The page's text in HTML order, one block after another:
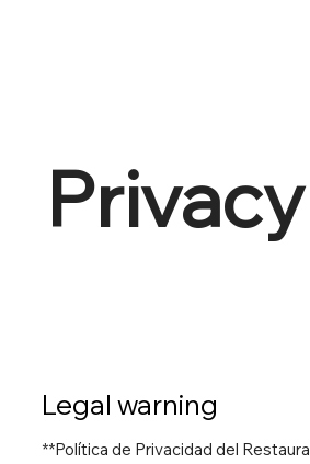
**Política de Privacidad del
Legal warning